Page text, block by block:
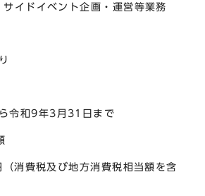
イベント企画・運営等業務
和9年3月31日まで
税及び地方消費税相当額を含